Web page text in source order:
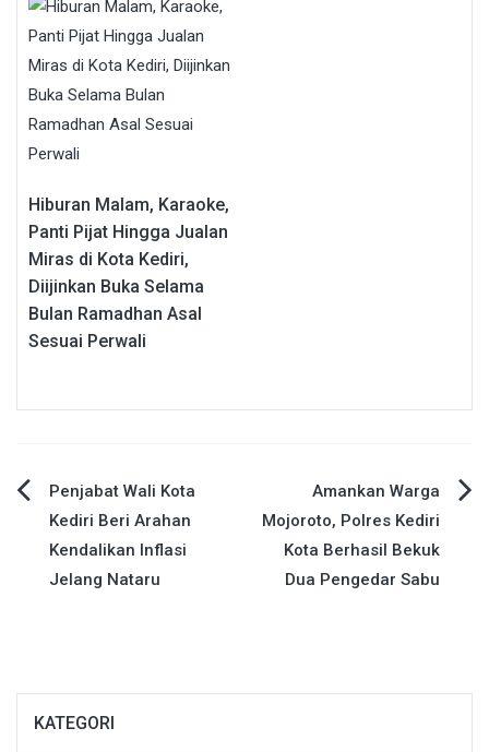
Hiburan Malam, Karaoke,
Panti Pijat Hingga Jualan
Miras di Kota Kediri,
Diijinkan Buka Selama
Bulan Ramadhan Asal
Sesuai Perwali
Navigasi
pos
Penjabat Wali Kota
Kediri Beri Arahan
Kendalikan Inflasi
Jelang Nataru
Amankan Warga
Mojoroto, Polres Kediri
Kota Berhasil Bekuk
Dua Pengedar Sabu
KATEGORI